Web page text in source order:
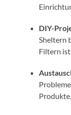
DIY-
Sheltern
Filtern ist
Produkte.